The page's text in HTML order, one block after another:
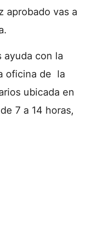
aprobado vas a
ayuda con la
oficina de la
ubicada en
7 a 14 horas,